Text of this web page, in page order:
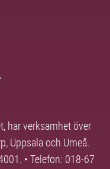
har verksamhet över
Uppsala och Umeå.
• Telefon: 018-67